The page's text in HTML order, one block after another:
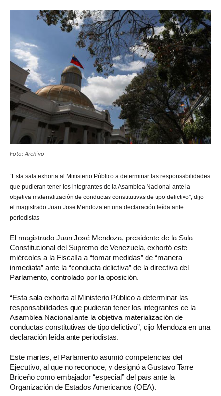
Foto: Archivo
“Esta sala exhorta al Ministerio Público a determinar las responsabilidades
que pudieran tener los integrantes de la Asamblea Nacional ante la
objetiva materialización de conductas constitutivas de tipo delictivo”, dijo
el magistrado Juan José Mendoza en una declaración leída ante
periodistas
El magistrado Juan José Mendoza, presidente de la Sala
Constitucional del Supremo de Venezuela, exhortó este
miércoles a la Fiscalía a “tomar medidas” de “manera
inmediata” ante la “conducta delictiva” de la directiva del
Parlamento, controlado por la oposición.
“Esta sala exhorta al Ministerio Público a determinar las
responsabilidades que pudieran tener los integrantes de la
Asamblea Nacional ante la objetiva materialización de
conductas constitutivas de tipo delictivo”, dijo Mendoza en una
declaración leída ante periodistas.
Este martes, el Parlamento asumió competencias del
Ejecutivo, al que no reconoce, y designó a Gustavo Tarre
Briceño como embajador “especial” del país ante la
Organización de Estados Americanos (OEA).